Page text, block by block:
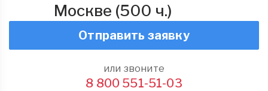
Москве (500 ч.)
Отправить заявку
или звоните
8 800 551-51-03